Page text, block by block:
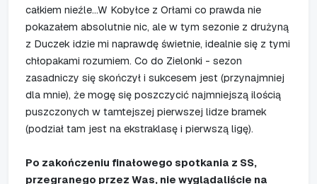
całkiem nieźle...W Kobyłce z Orłami co prawda nie
pokazałem absolutnie nic, ale w tym sezonie z drużyną
z Duczek idzie mi naprawdę świetnie, idealnie się z tymi
chłopakami rozumiem. Co do Zielonki - sezon
zasadniczy się skończył i sukcesem jest (przynajmniej
dla mnie), że mogę się poszczycić najmniejszą ilością
puszczonych w tamtejszej pierwszej lidze bramek
(podział tam jest na ekstraklasę i pierwszą ligę).
Po zakończeniu finałowego spotkania z SS,
przegranego przez Was, nie wyglądaliście na